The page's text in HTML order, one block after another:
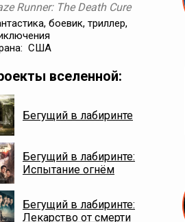
Runner: The Death Cure
боевик, триллер,
США
вселенной:
Бегущий в лабиринте
Бегущий в лабиринте:
Испытание огнём
Бегущий в лабиринте:
Лекарство от смерти